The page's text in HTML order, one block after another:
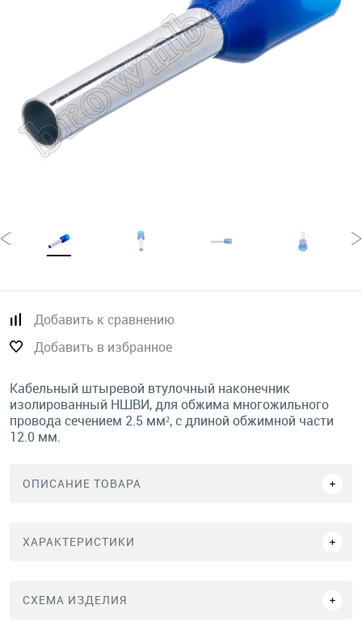
Добавить к сравнению
Добавить в избранное
Кабельный штыревой втулочный наконечник
изолированный НШВИ, для обжима многожильного
провода сечением 2.5 мм², с длиной обжимной части
12.0 мм.
ОПИСАНИЕ ТОВАРА
ХАРАКТЕРИСТИКИ
СХЕМА ИЗДЕЛИЯ